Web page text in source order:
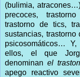
(bulimia,
precoces,
trastorno de tics,
sustancias,
psicosomáticos…
ellos, el que
denominan el
apego reactivo